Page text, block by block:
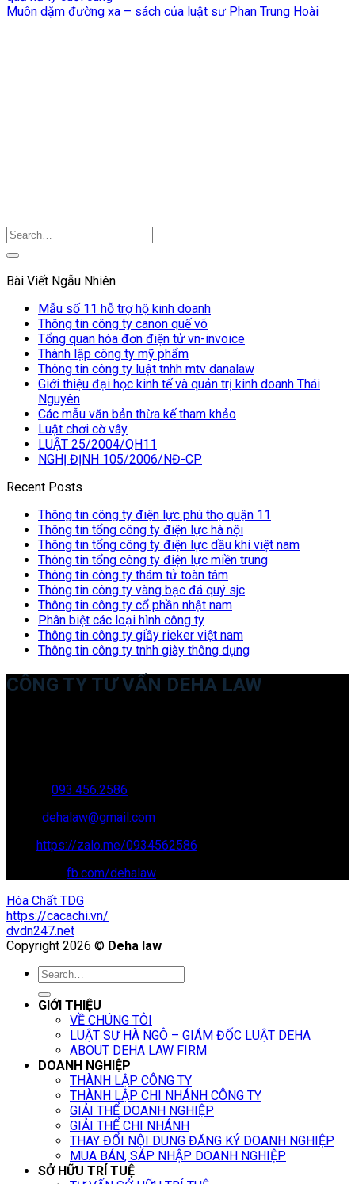
Muôn dặm đường xa – sách của luật sư Phan Trung Hoài
Bài Viết Ngẫu Nhiên
Mẫu số 11 hỗ trợ hộ kinh doanh
Thông tin công ty canon quế võ
Tổng quan hóa đơn điện tử vn-invoice
Thành lập công ty mỹ phẩm
Thông tin công ty luật tnhh mtv danalaw
Giới thiệu đại học kinh tế và quản trị kinh doanh Thái
Nguyên
Các mẫu văn bản thừa kế tham khảo
Luật chơi cờ vây
LUẬT 25/2004/QH11
NGHỊ ĐỊNH 105/2006/NĐ-CP
Recent Posts
Thông tin công ty điện lực phú thọ quận 11
Thông tin tổng công ty điện lực hà nội
Thông tin tổng công ty điện lực dầu khí việt nam
Thông tin tổng công ty điện lực miền trung
Thông tin công ty thám tử toàn tâm
Thông tin công ty vàng bạc đá quý sjc
Thông tin công ty cổ phần nhật nam
Phân biệt các loại hình công ty
Thông tin công ty giầy rieker việt nam
Thông tin công ty tnhh giày thông dụng
CÔNG TY TƯ VẤN DEHA LAW
093.456.2586
dehalaw@gmail.com
https://zalo.me/0934562586
fb.com/dehalaw
Hóa Chất TDG
https://cacachi.vn/
dvdn247.net
Copyright 2026 © Deha law
GIỚI THIỆU
VỀ CHÚNG TÔI
LUẬT SƯ HÀ NGÔ – GIÁM ĐỐC LUẬT DEHA
ABOUT DEHA LAW FIRM
DOANH NGHIỆP
THÀNH LẬP CÔNG TY
THÀNH LẬP CHI NHÁNH CÔNG TY
GIẢI THỂ DOANH NGHIỆP
GIẢI THỂ CHI NHÁNH
THAY ĐỔI NỘI DUNG ĐĂNG KÝ DOANH NGHIỆP
MUA BÁN, SÁP NHẬP DOANH NGHIỆP
SỞ HỮU TRÍ TUỆ